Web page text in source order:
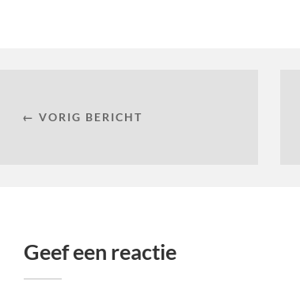
← VORIG BERICHT
Geef een reactie